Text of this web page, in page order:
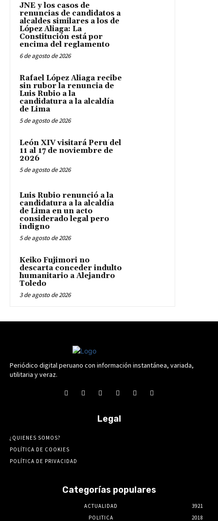
JNE y los casos de
renuncias de candidatos a
alcaldes similares a los de
López Aliaga: La
Constitución está por
encima del reglamento
6 de agosto de 2026
Rafael López Aliaga recibe
sin rubor la renuncia de
Luis Rubio a la
candidatura a la alcaldía
de Lima
5 de agosto de 2026
León XIV visitará Peru del
11 al 17 de noviembre de
2026
5 de agosto de 2026
Luis Rubio renunció a la
candidatura a la alcaldía
de Lima en un acto
considerado legal pero
indigno
5 de agosto de 2026
Keiko Fujimori no
descarta conceder indulto
humanitario a Alejandro
Toledo
3 de agosto de 2026
Periódico digital peruano con información instantánea, variada,
utilitaria y veraz.
Legal
¿QUIENES SOMOS?
POLÍTICA DE COOKIES
POLÍTICA DE PRIVACIDAD
Categorías populares
ACTUALIDAD
3921
POLITICA
2018